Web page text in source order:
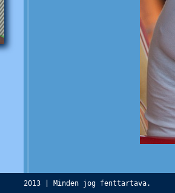
2013 | Minden jog fenttartava.